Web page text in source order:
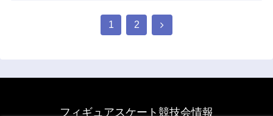
1 2
フィギュアスケート競技会情報